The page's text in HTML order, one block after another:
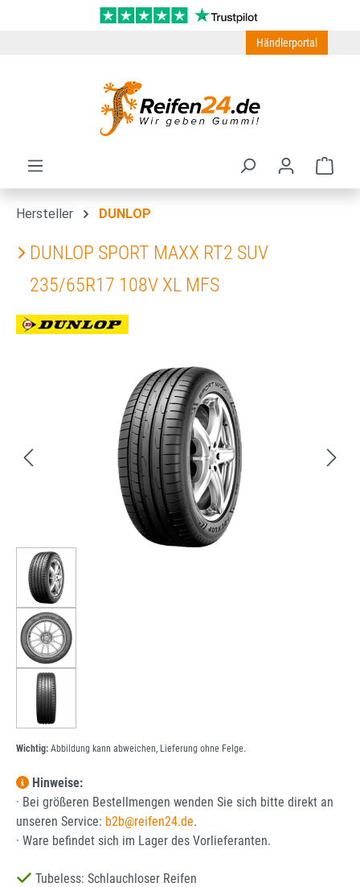
Zum Hauptinhalt springen
Händlerportal
Hersteller DUNLOP
DUNLOP SPORT MAXX RT2 SUV
235/65R17 108V XL MFS
Bildergalerie überspringen
Wichtig: Abbildung kann abweichen, Lieferung ohne Felge.
Hinweise:
· Bei größeren Bestellmengen wenden Sie sich bitte direkt an
unseren Service: b2b@reifen24.de.
· Ware befindet sich im Lager des Vorlieferanten.
Tubeless: Schlauchloser Reifen